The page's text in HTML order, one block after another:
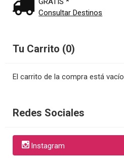
Consultar Destinos
Tu Carrito (0)
El carrito de la compra está vacío
Redes Sociales
Instagram